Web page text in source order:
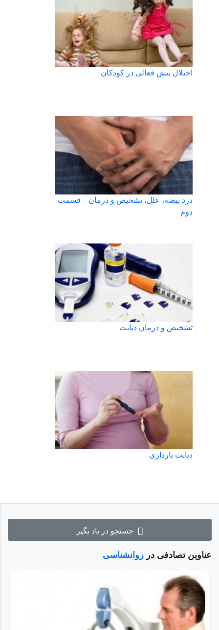
جستجو در یاد بگیر
عناوین تصادفی در روانشناسی
اختلال بیش فعالی در کودکان
درد بیضه، علل، تشخیص و درمان – قسمت
دوم
تشخیص و درمان دیابت
دیابت بارداری